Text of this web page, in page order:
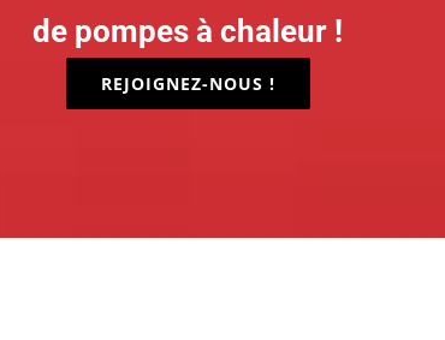
de pompes à chaleur !
REJOIGNEZ-NOUS !